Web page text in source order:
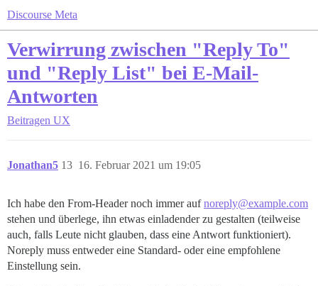
Discourse Meta
Verwirrung zwischen "Reply To"
und "Reply List" bei E-Mail-
Antworten
Beitragen UX
Jonathan5 16. Februar 2021 um 19:05
13
Ich habe den From-Header noch immer aufnoreply@example.com
stehen und überlege, ihn etwas einladender zu gestalten (teilweise
auch, falls Leute nicht glauben, dass eine Antwort funktioniert).
Noreply muss entweder eine Standard- oder eine empfohlene
Einstellung sein.